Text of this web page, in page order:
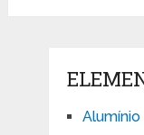
Alumínio